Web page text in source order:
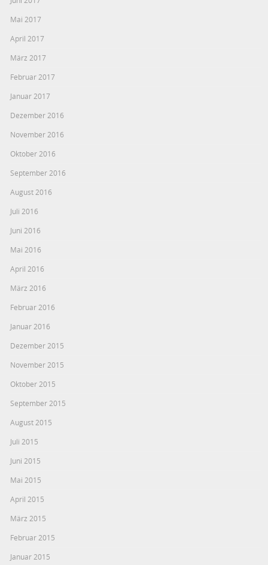
Mai 2017
April 2017
März 2017
Februar 2017
Januar 2017
Dezember 2016
November 2016
Oktober 2016
September 2016
August 2016
Juli 2016
Juni 2016
Mai 2016
April 2016
März 2016
Februar 2016
Januar 2016
Dezember 2015
November 2015
Oktober 2015
September 2015
August 2015
Juli 2015
Juni 2015
Mai 2015
April 2015
März 2015
Februar 2015
Januar 2015